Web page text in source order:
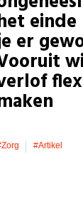
er
#artikel